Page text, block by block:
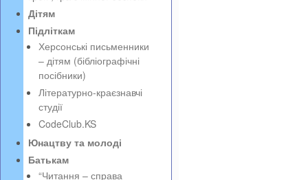
Дітям
Підліткам
Херсонські письменники
– дітям (бібліографічні
посібники)
Літературно-краєзнавчі
студії
CodeClub.KS
Юнацтву та молоді
Батькам
“Читання – справа